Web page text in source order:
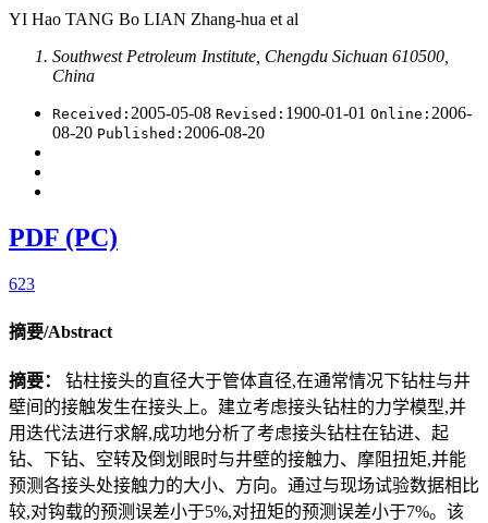
YI Hao TANG Bo LIAN Zhang-hua et al
Southwest Petroleum Institute, Chengdu Sichuan 610500,
China
Received: 2005-05-08 Revised: 1900-01-01 Online: 2006-
08-20 Published: 2006-08-20
PDF (PC)
623
摘要/Abstract
摘要： 钻柱接头的直径大于管体直径,在通常情况下钻柱与井
壁间的接触发生在接头上。建立考虑接头钻柱的力学模型,并
用迭代法进行求解,成功地分析了考虑接头钻柱在钻进、起
钻、下钻、空转及倒划眼时与井壁的接触力、摩阻扭矩,并能
预测各接头处接触力的大小、方向。通过与现场试验数据相比
较,对钩载的预测误差小于5%,对扭矩的预测误差小于7%。该